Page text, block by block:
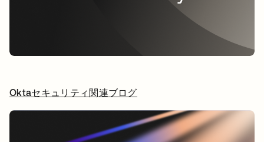
Oktaセキュリティ関連ブログ
新しいタブで開く